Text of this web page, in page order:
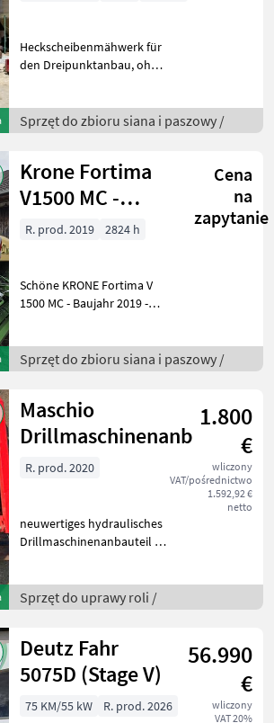
Heckscheibenmähwerk für
den Dreipunktanbau, ohne
inkl. 200 mm Bodenfreiheit:
ohne Variante 1900
Sprzęt do zbioru siana i paszowy /
Krone Fortima
V1500 MC -
Privatverkauf
Cena
na
zapytanie
R. prod. 2019 2824 h
Schöne KRONE Fortima V
1500 MC - Baujahr 2019 -
wenig Ballen ! TEL:
0.6.8.0.3.0.0.8.5.9.0
Sprzęt do zbioru siana i paszowy /
Maschio
Drillmaschinenanbauteil
1.800
€
wliczony
VAT/pośrednictwo
1.592,92 €
netto
R. prod. 2020
neuwertiges hydraulisches
Drillmaschinenanbauteil zu
Standort Wien Sprzęt do
uprawy roli Brony
Sprzęt do uprawy roli /
Deutz Fahr
5075D (Stage V)
56.990
€
wliczony
VAT 20%
75 KM/55 kW R. prod. 2026